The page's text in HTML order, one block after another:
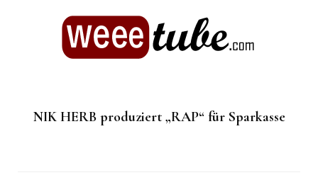
NIK HERB produziert „RAP“ für Sparkasse